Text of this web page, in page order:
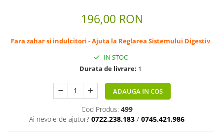
Hidratare Optima
Ingrijirea Corpului
196,00 RON
Fara zahar si indulcitori - Ajuta la Reglarea Sistemului Digestiv
IN STOC
Durata de livrare: 1
ADAUGA IN COS
Cod Produs: 499
Ai nevoie de ajutor? 0722.238.183 / 0745.421.986